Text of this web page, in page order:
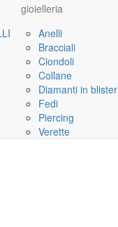
gioielleria
Anelli
Bracciali
Ciondoli
Collane
Diamanti in blister
Fedi
Piercing
Verette